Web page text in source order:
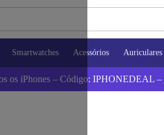
Smartwatches Acessórios Auriculares
os iPhones – Código: IPHONEDEAL –